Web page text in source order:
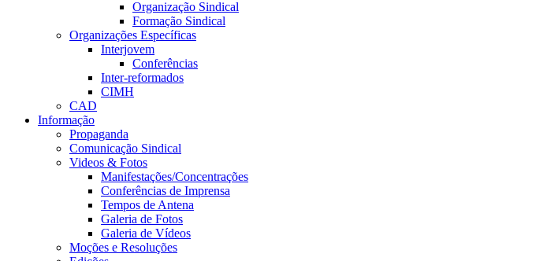
Organização Sindical
Formação Sindical
Organizações Específicas
Interjovem
Conferências
Inter-reformados
CIMH
CAD
Informação
Propaganda
Comunicação Sindical
Videos & Fotos
Manifestações/Concentrações
Conferências de Imprensa
Tempos de Antena
Galeria de Fotos
Galeria de Vídeos
Moções e Resoluções